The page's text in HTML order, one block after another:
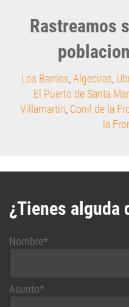
Rastreamos
Los Barrios,Algeciras,
El Puerto de Santa
Villamartín, Conil de la
la
¿Tienes alguda
Nombre*
Asunto*